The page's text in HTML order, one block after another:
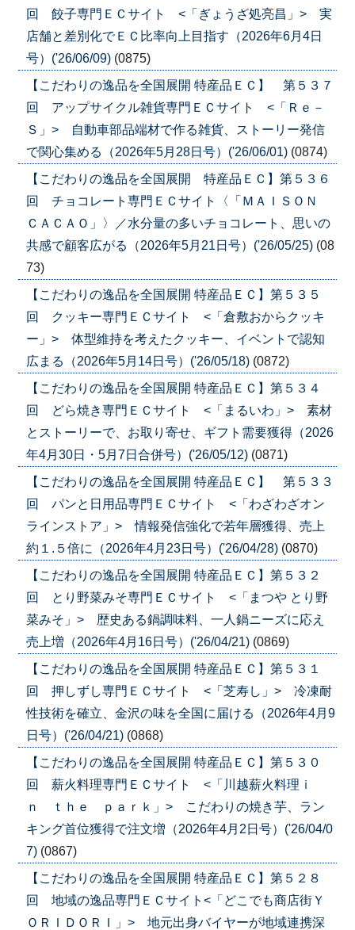
回 餃子専門ＥＣサイト <「ぎょうざ処亮昌」> 実
店舗と差別化でＥＣ比率向上目指す（2026年6月4日
号）('26/06/09) (0875)
【こだわりの逸品を全国展開 特産品ＥＣ】 第５３７
回 アップサイクル雑貨専門ＥＣサイト <「Ｒｅ－
Ｓ」> 自動車部品端材で作る雑貨、ストーリー発信
で関心集める（2026年5月28日号）('26/06/01) (0874)
【こだわりの逸品を全国展開 特産品ＥＣ】第５３６
回 チョコレート専門ＥＣサイト〈「ＭＡＩＳＯＮ
ＣＡＣＡＯ」〉／水分量の多いチョコレート、思いの
共感で顧客広がる（2026年5月21日号）('26/05/25) (08
73)
【こだわりの逸品を全国展開 特産品ＥＣ】第５３５
回 クッキー専門ＥＣサイト <「倉敷おからクッキ
ー」> 体型維持を考えたクッキー、イベントで認知
広まる（2026年5月14日号）('26/05/18) (0872)
【こだわりの逸品を全国展開 特産品ＥＣ】第５３４
回 どら焼き専門ＥＣサイト <「まるいわ」> 素材
とストーリーで、お取り寄せ、ギフト需要獲得（2026
年4月30日・5月7日合併号）('26/05/12) (0871)
【こだわりの逸品を全国展開 特産品ＥＣ】 第５３３
回 パンと日用品専門ＥＣサイト <「わざわざオン
ラインストア」> 情報発信強化で若年層獲得、売上
約１.５倍に（2026年4月23日号）('26/04/28) (0870)
【こだわりの逸品を全国展開 特産品ＥＣ】第５３２
回 とり野菜みそ専門ＥＣサイト <「まつや とり野
菜みそ」> 歴史ある鍋調味料、一人鍋ニーズに応え
売上増（2026年4月16日号）('26/04/21) (0869)
【こだわりの逸品を全国展開 特産品ＥＣ】第５３１
回 押しずし専門ＥＣサイト <「芝寿し」> 冷凍耐
性技術を確立、金沢の味を全国に届ける（2026年4月9
日号）('26/04/21) (0868)
【こだわりの逸品を全国展開 特産品ＥＣ】第５３０
回 薪火料理専門ＥＣサイト <「川越薪火料理ｉ
ｎ ｔｈｅ ｐａｒｋ」> こだわりの焼き芋、ラン
キング首位獲得で注文増（2026年4月2日号）('26/04/0
7) (0867)
【こだわりの逸品を全国展開 特産品ＥＣ】第５２８
回 地域の逸品専門ＥＣサイト<「どこでも商店街Ｙ
ＯＲＩＤＯＲＩ」> 地元出身バイヤーが地域連携深